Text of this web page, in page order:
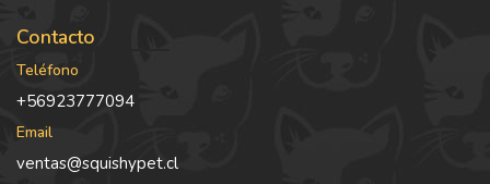
Contacto
Teléfono
+56923777094
Email
ventas@squishypet.cl